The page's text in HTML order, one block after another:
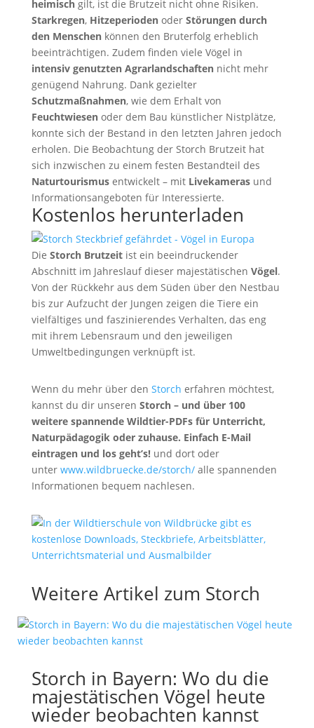
heimischgilt, ist die Brutzeit nicht ohne Risiken.
Starkregen, Hitzeperiodenoder Störungen durch
den Menschenkönnen den Bruterfolg erheblich
beeinträchtigen. Zudem finden viele Vögel in
intensiv genutzten Agrarlandschaftennicht mehr
genügend Nahrung. Dank gezielter
Schutzmaßnahmen, wie dem Erhalt von
Feuchtwiesenoder dem Bau künstlicher Nistplätze,
konnte sich der Bestand in den letzten Jahren jedoch
erholen. Die Beobachtung der Storch Brutzeit hat
sich inzwischen zu einem festen Bestandteil des
Naturtourismusentwickelt – mit Livekamerasund
Informationsangeboten für Interessierte.
Kostenlos herunterladen
Die Storch Brutzeitist ein beeindruckender
Abschnitt im Jahreslauf dieser majestätischen Vögel.
Von der Rückkehr aus dem Süden über den Nestbau
bis zur Aufzucht der Jungen zeigen die Tiere ein
vielfältiges und faszinierendes Verhalten, das eng
mit ihrem Lebensraum und den jeweiligen
Umweltbedingungen verknüpft ist.
Wenn du mehr über den Storch erfahren möchtest,
kannst du dir unseren Storch – und über 100
weitere spannende Wildtier-PDFs für Unterricht,
Naturpädagogik oder zuhause. Einfach E-Mail
eintragen und los geht’s!und dort oder
unter www.wildbruecke.de/storch/alle spannenden
Informationen bequem nachlesen.
Weitere Artikel zum Storch
Storch in Bayern: Wo du die
majestätischen Vögel heute
wieder beobachten kannst